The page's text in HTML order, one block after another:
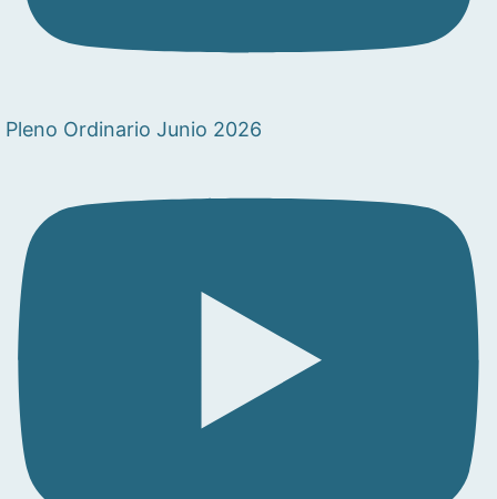
Pleno Ordinario Junio 2026